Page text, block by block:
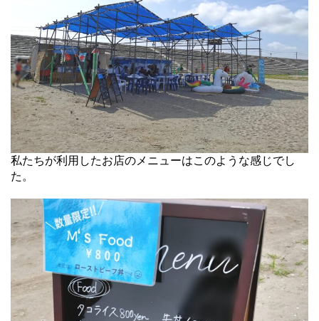
私たちが利用したお店のメニューはこのような感じでし
た。